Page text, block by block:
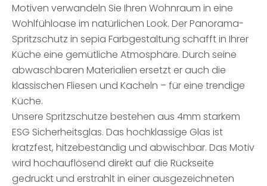
Motiven verwandeln Sie Ihren Wohnraum in eine
Wohlfühloase im natürlichen Look. Der Panorama-
Spritzschutz in sepia Farbgestaltung schafft in Ihrer
Küche eine gemütliche Atmosphäre. Durch seine
abwaschbaren Materialien ersetzt er auch die
klassischen Fliesen und Kacheln – für eine trendige
Küche.
Unsere Spritzschutze bestehen aus 4mm starkem
ESG Sicherheitsglas. Das hochklassige Glas ist
kratzfest, hitzebeständig und abwischbar. Das Motiv
wird hochauflösend direkt auf die Rückseite
gedruckt und erstrahlt in einer ausgezeichneten